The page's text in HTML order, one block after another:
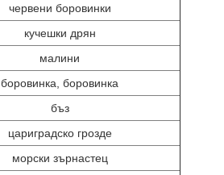
червени боровинки
кучешки дрян
малини
боровинка, боровинка
бъз
цариградско грозде
морски зърнастец